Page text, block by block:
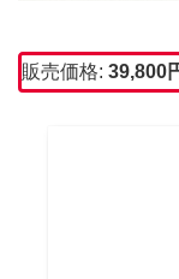
販売価格: 39,800